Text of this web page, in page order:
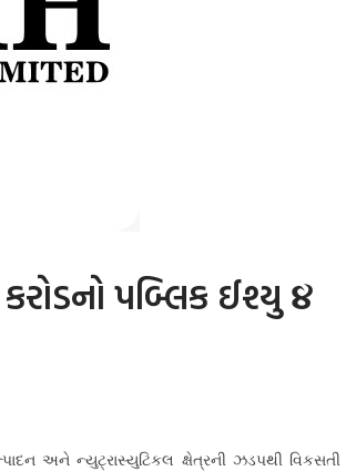
કરોડનો પબ્લિક ઈશ્યુ ૪
અને ન્યુટ્રાસ્યુટિકલ ક્ષેત્રની ઝડપથી વિકસતી